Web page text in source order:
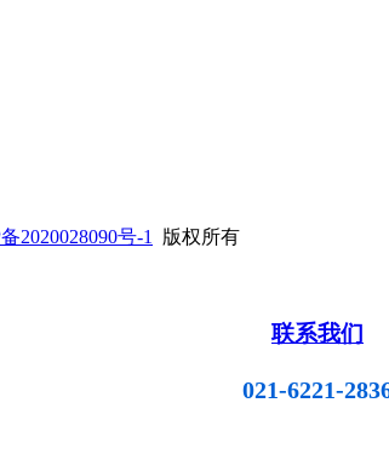
2020028090号-1 版权所有
联系我们
021-6221-